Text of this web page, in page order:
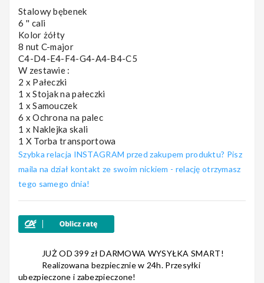
Nagłośnienie
Akcesoria
Kursy/Szkolenia
Prezenty
Rainbow
Notes
Stalowy bębenek
6 '' cali
Kolor żółty
8 nut C-major
C4-D4-E4-F4-G4-A4-B4-C5
W zestawie :
2 x Pałeczki
1 x Stojak na pałeczki
1 x Samouczek
6 x Ochrona na palec
1 x Naklejka skali
1 X Torba transportowa
Szybka relacja INSTAGRAM przed zakupem produktu? Pisz
maila na dział kontakt ze swoim nickiem - relację otrzymasz
tego samego dnia!
JUŻ OD 399 zł DARMOWA WYSYŁKA SMART!
Realizowana bezpiecznie w 24h. Przesyłki
ubezpieczone i zabezpieczone!